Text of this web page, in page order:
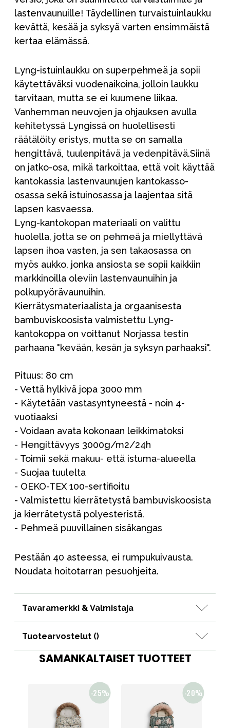
lastenvaunuille! Täydellinen turvaistuinlaukku
kevättä, kesää ja syksyä varten ensimmäistä
kertaa elämässä.
Lyng-istuinlaukku on superpehmeä ja sopii
käytettäväksi vuodenaikoina, jolloin laukku
tarvitaan, mutta se ei kuumene liikaa.
Vanhemman neuvojen ja ohjauksen avulla
kehitetyssä Lyngissä on huolellisesti
räätälöity eristys, mutta se on samalla
hengittävä, tuulenpitävä ja vedenpitävä.Siinä
on jatko-osa, mikä tarkoittaa, että voit käyttää
kantokassia lastenvaunujen kantokasso-
osassa sekä istuinosassa ja laajentaa sitä
lapsen kasvaessa.
Lyng-kantokopan materiaali on valittu
huolella, jotta se on pehmeä ja miellyttävä
lapsen ihoa vasten, ja sen takaosassa on
myös aukko, jonka ansiosta se sopii kaikkiin
markkinoilla oleviin lastenvaunuihin ja
polkupyörävaunuihin.
Kierrätysmateriaalista ja orgaanisesta
bambuviskoosista valmistettu Lyng-
kantokoppa on voittanut Norjassa testin
parhaana "kevään, kesän ja syksyn parhaaksi".
Pituus: 80 cm
- Vettä hylkivä jopa 3000 mm
- Käytetään vastasyntyneestä - noin 4-
vuotiaaksi
- Voidaan avata kokonaan leikkimatoksi
- Hengittävyys 3000g/m2/24h
- Toimii sekä makuu- että istuma-alueella
- Suojaa tuulelta
- OEKO-TEX 100-sertifioitu
- Valmistettu kierrätetystä bambuviskoosista
ja kierrätetystä polyesteristä.
- Pehmeä puuvillainen sisäkangas
Pestään 40 asteessa, ei rumpukuivausta.
Noudata hoitotarran pesuohjeita.
Tavaramerkki & Valmistaja
Tuotearvostelut ()
SAMANKALTAISET TUOTTEET